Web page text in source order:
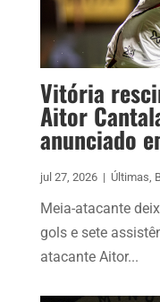
Vitória
Aitor
anunciado
jul 27, 2026 | Últimas,
Meia-atacante
gols e sete
atacante Aitor...